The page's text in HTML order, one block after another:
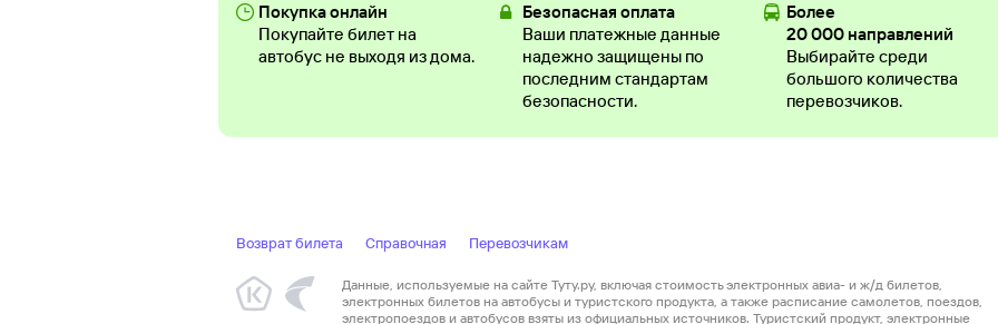
Покупка онлайн
Покупайте билет на
автобус не выходя из дома.
Безопасная оплата
Ваши платежные данные
надежно защищены по
последним стандартам
безопасности.
Более
20 000 направлений
Выбирайте среди
большого количества
перевозчиков.
Возврат билета Справочная Перевозчикам
Данные, используемые на сайте Туту.ру, включая стоимость электронных авиа- и ж/д билетов,
электронных билетов на автобусы и туристского продукта, а также расписание самолетов, поездов,
электропоездов и автобусов взяты из официальных источников. Туристский продукт, электронные